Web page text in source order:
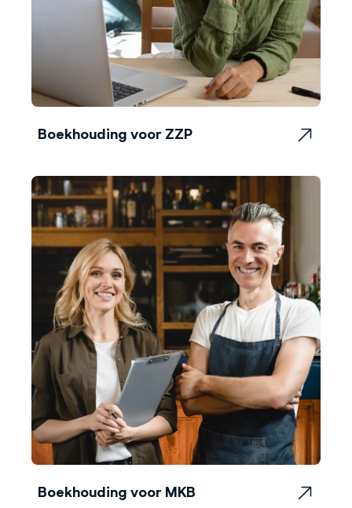
Boekhouding voor ZZP
Boekhouding voor ZZP
Boekhouding voor MKB
Boekhouding voor MKB